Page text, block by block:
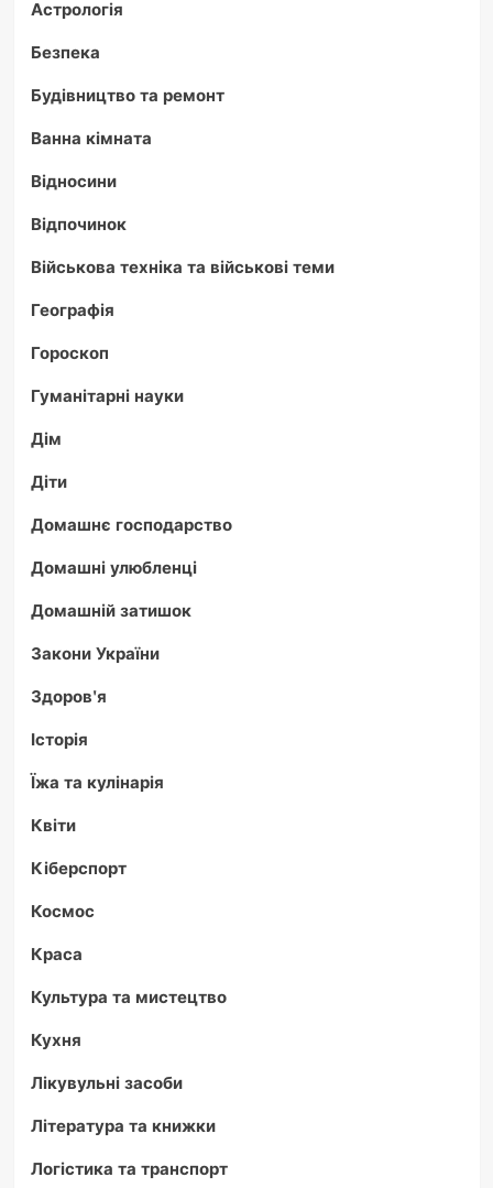
Астрологія
Безпека
Будівництво та ремонт
Ванна кімната
Відносини
Відпочинок
Військова техніка та військові теми
Географія
Гороскоп
Гуманітарні науки
Дім
Діти
Домашнє господарство
Домашні улюбленці
Домашній затишок
Закони України
Здоров'я
Історія
Їжа та кулінарія
Квіти
Кіберспорт
Космос
Краса
Культура та мистецтво
Кухня
Лікувульні засоби
Література та книжки
Логістика та транспорт